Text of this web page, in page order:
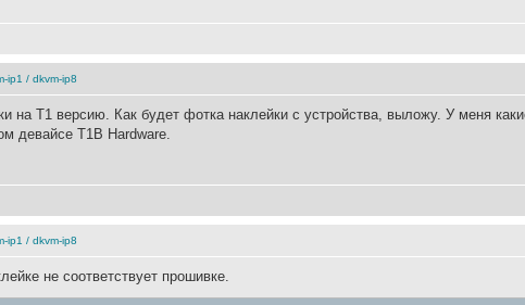
ip1 / dkvm-ip8
на T1 версию. Как будет фотка наклейки с устройства, выложу. У меня
девайсе T1B Hardware.
ip1 / dkvm-ip8
не соответствует прошивке.